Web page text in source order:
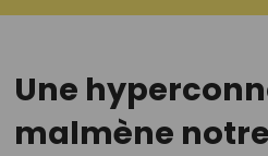
Une
malmène